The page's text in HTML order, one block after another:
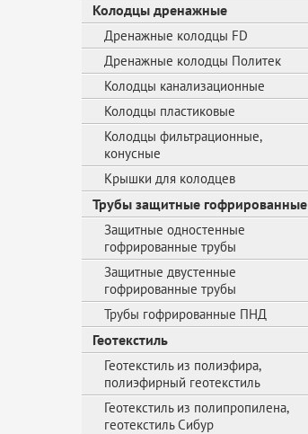
Колодцы дренажные
Дренажные колодцы FD
Дренажные колодцы Политек
Колодцы канализационные
Колодцы пластиковые
Колодцы фильтрационные,
конусные
Крышки для колодцев
Трубы защитные гофрированные
Защитные одностенные
гофрированные трубы
Защитные двустенные
гофрированные трубы
Трубы гофрированные ПНД
Геотекстиль
Геотекстиль из полиэфира,
полиэфирный геотекстиль
Геотекстиль из полипропилена,
геотекстиль Сибур